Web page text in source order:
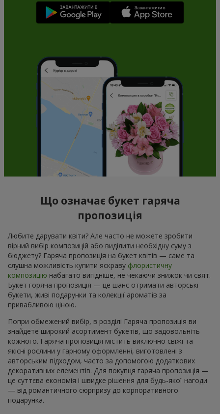
Що означає букет гаряча
пропозиція
Любите дарувати квіти? Але часто не можете зробити
вірний вибір композицій або виділити необхідну суму з
бюджету? Гаряча пропозиція на букет квітів — саме та
слушна можливість купити яскраву флористичну
композицію набагато вигідніше, не чекаючи знижок чи свят.
Букет горяча пропозиція — це шанс отримати авторські
букети, живі подарунки та колекції ароматів за
привабливою ціною.
Попри обмежений вибір, в розділі Гаряча пропозиція ви
знайдете широкий асортимент букетів, що задовольніть
кожного. Гаряча пропозиція містить виключно свіжі та
якісні рослини у гарному оформленні, виготовлені з
авторським підходом, часто за допомогою додаткових
декоративних елементів. Для покупця гаряча пропозиція —
це суттєва економія і швидке рішення для будь-якої нагоди
— від романтичного сюрпризу до корпоративного
подарунка.